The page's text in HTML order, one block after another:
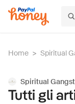
Home > Spiritual
Spiritual
Tutti gli